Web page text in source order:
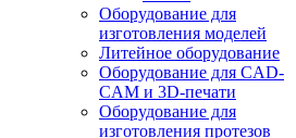
Оборудование для
изготовления моделей
Литейное оборудование
Оборудование для CAD-
CAM и 3D-печати
Оборудование для
изготовления протезов